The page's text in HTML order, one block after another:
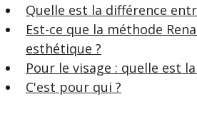
Quelle est la différence
Est-ce que la méthode
esthétique ?
Pour le visage : quelle est
C'est pour qui ?